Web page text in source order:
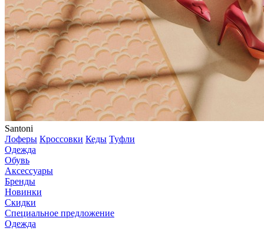
Santoni
Лоферы Кроссовки Кеды Туфли
Одежда
Обувь
Аксессуары
Бренды
Новинки
Скидки
Специальное предложение
Одежда